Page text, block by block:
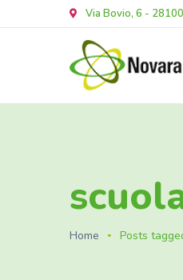
Via Bovio, 6 -
Home Posts